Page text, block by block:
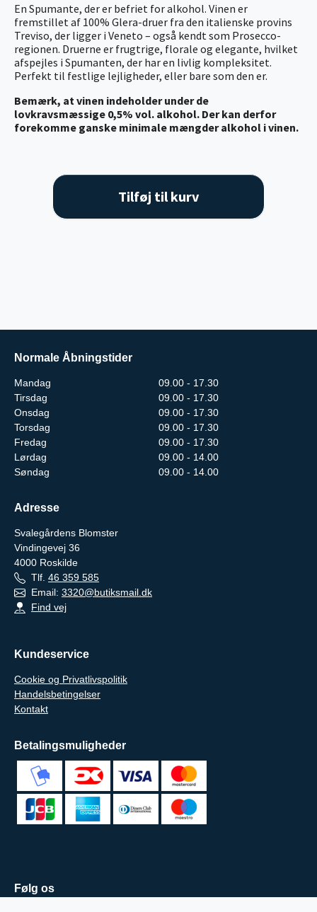
En Spumante, der er befriet for alkohol. Vinen er
fremstillet af 100% Glera-druer fra den italienske provins
Treviso, der ligger i Veneto – også kendt som Prosecco-
regionen. Druerne er frugtrige, florale og elegante, hvilket
afspejles i Spumanten, der har en livlig kompleksitet.
Perfekt til festlige lejligheder, eller bare som den er.
Bemærk, at vinen indeholder under de
lovkravsmæssige 0,5% vol. alkohol. Der kan derfor
forekomme ganske minimale mængder alkohol i vinen.
Tilføj til kurv
Normale Åbningstider
Mandag
09.00 - 17.30
Tirsdag
09.00 - 17.30
Onsdag
09.00 - 17.30
Torsdag
09.00 - 17.30
Fredag
09.00 - 17.30
Lørdag
09.00 - 14.00
Søndag
09.00 - 14.00
Adresse
Svalegårdens Blomster
Vindingevej 36
4000 Roskilde
Tlf. 46 359 585
Email: 3320@butiksmail.dk
Find vej
Kundeservice
Cookie og Privatlivspolitik
Handelsbetingelser
Kontakt
Betalingsmuligheder
Følg os